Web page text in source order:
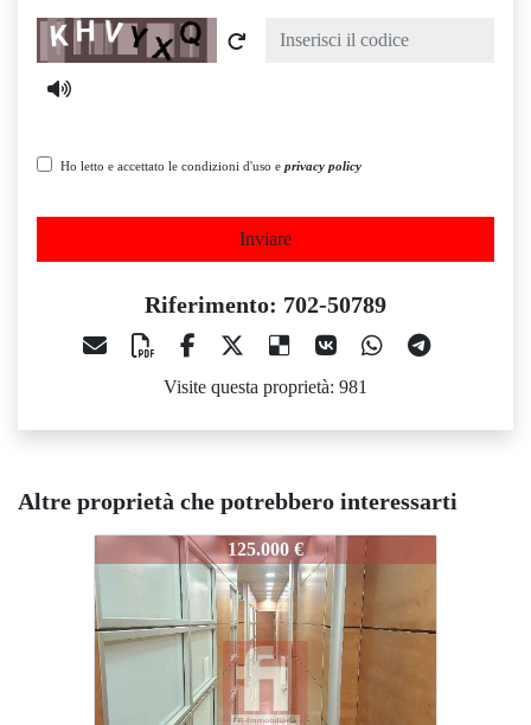
Captcha
Ho letto e accettato le condizioni d'uso e privacy policy
Inviare
Riferimento: 702-50789
Visite questa proprietà: 981
Altre proprietà che potrebbero interessarti
125.000 €
702-50789 125.000 €